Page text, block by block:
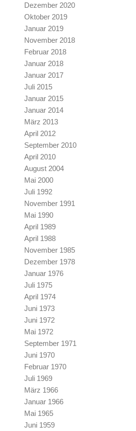
Dezember 2020
Oktober 2019
Januar 2019
November 2018
Februar 2018
Januar 2018
Januar 2017
Juli 2015
Januar 2015
Januar 2014
März 2013
April 2012
September 2010
April 2010
August 2004
Mai 2000
Juli 1992
November 1991
Mai 1990
April 1989
April 1988
November 1985
Dezember 1978
Januar 1976
Juli 1975
April 1974
Juni 1973
Juni 1972
Mai 1972
September 1971
Juni 1970
Februar 1970
Juli 1969
März 1966
Januar 1966
Mai 1965
Juni 1959